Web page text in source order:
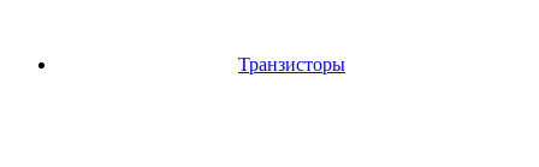
Транзисторы